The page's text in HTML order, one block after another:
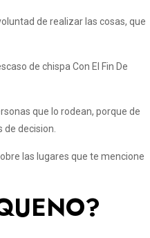
de realizar las cosas, que
de chispa Con El Fin De
que lo rodean, porque de
decision.
las lugares que te mencione